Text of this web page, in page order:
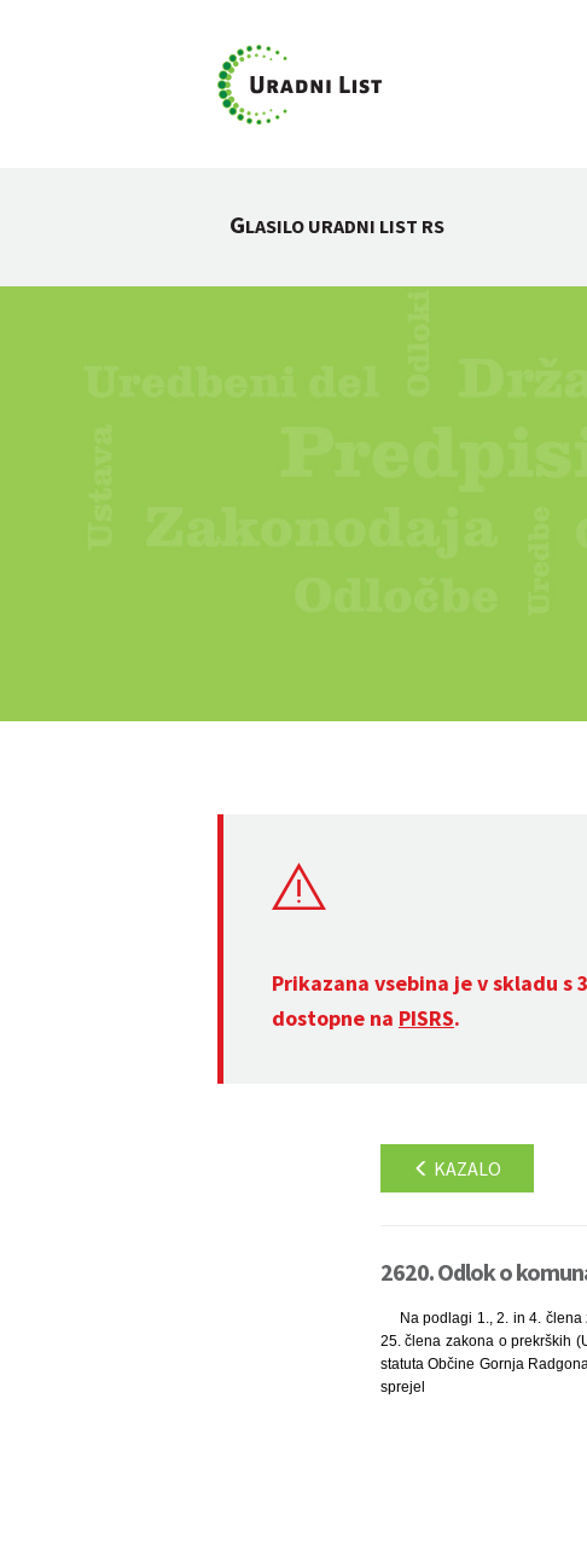
GLASILO URADNI LIST RS
Prikazana vsebina je v skladu s
dostopne na PISRS.
KAZALO
2620. Odlok o
Na podlagi 1., 2. in 4.
25. člena zakona o prekrških
statuta Občine Gornja
sprejel